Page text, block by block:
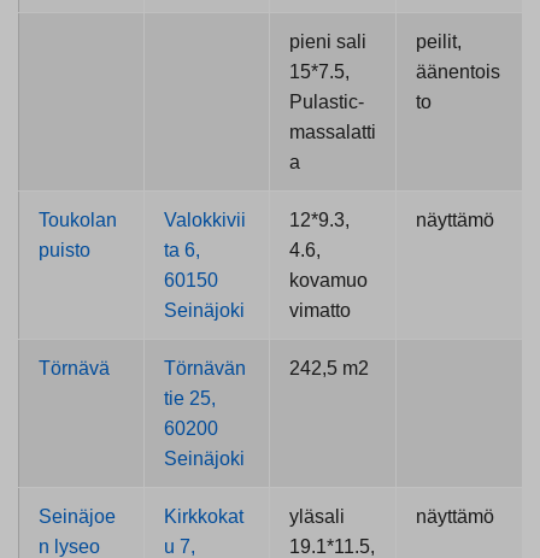
pieni sali
15*7.5,
Pulastic-
massalatti
a
peilit,
äänentois
to
Toukolan
puisto
Valokkivii
ta 6,
60150
Seinäjoki
12*9.3,
4.6,
kovamuo
vimatto
näyttämö
Törnävä
Törnävän
tie 25,
60200
Seinäjoki
242,5 m2
Seinäjoe
n lyseo
Kirkkokat
u 7,
yläsali
19.1*11.5,
näyttämö